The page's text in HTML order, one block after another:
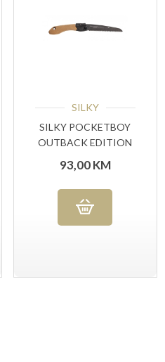
SILKY
SILKY POCKETBOY
OUTBACK EDITION
93,00KM